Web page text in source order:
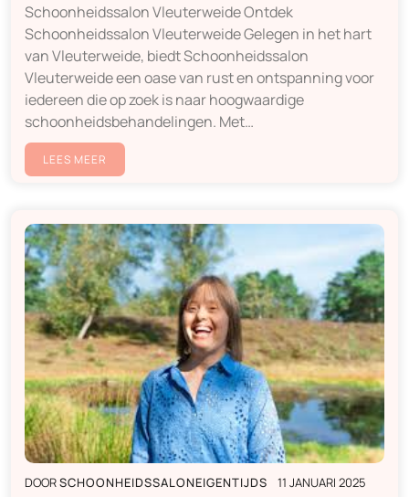
Schoonheidssalon Vleuterweide Ontdek
Schoonheidssalon Vleuterweide Gelegen in het hart
van Vleuterweide, biedt Schoonheidssalon
Vleuterweide een oase van rust en ontspanning voor
iedereen die op zoek is naar hoogwaardige
schoonheidsbehandelingen. Met…
LEES MEER
DOORSCHOONHEIDSSALONEIGENTIJDS 11 JANUARI 2025